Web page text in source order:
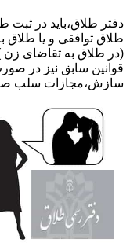
دفتر طلاق،باید در
طلاق توافقی و یا
قوانین سابق نیز در
سازش،مجازات سلب